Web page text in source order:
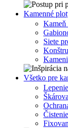
Kamenné
Kameň
Siete
Všetko pre